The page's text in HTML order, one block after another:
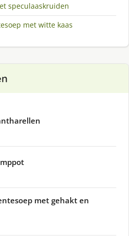
speculaaskruiden
met witte kaas
met gehakt en